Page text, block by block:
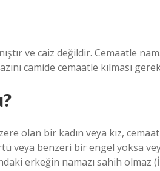
ve caiz değildir. Cemaatle
camide cemaatle kılması
olan bir kadın veya kız,
veya benzeri bir engel yoksa
erkeğin namazı sahih olmaz